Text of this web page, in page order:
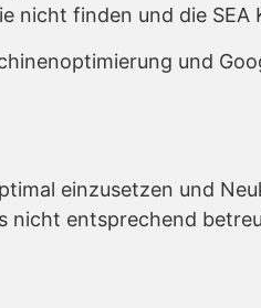
nicht finden und die
und
einzusetzen und
entsprechend